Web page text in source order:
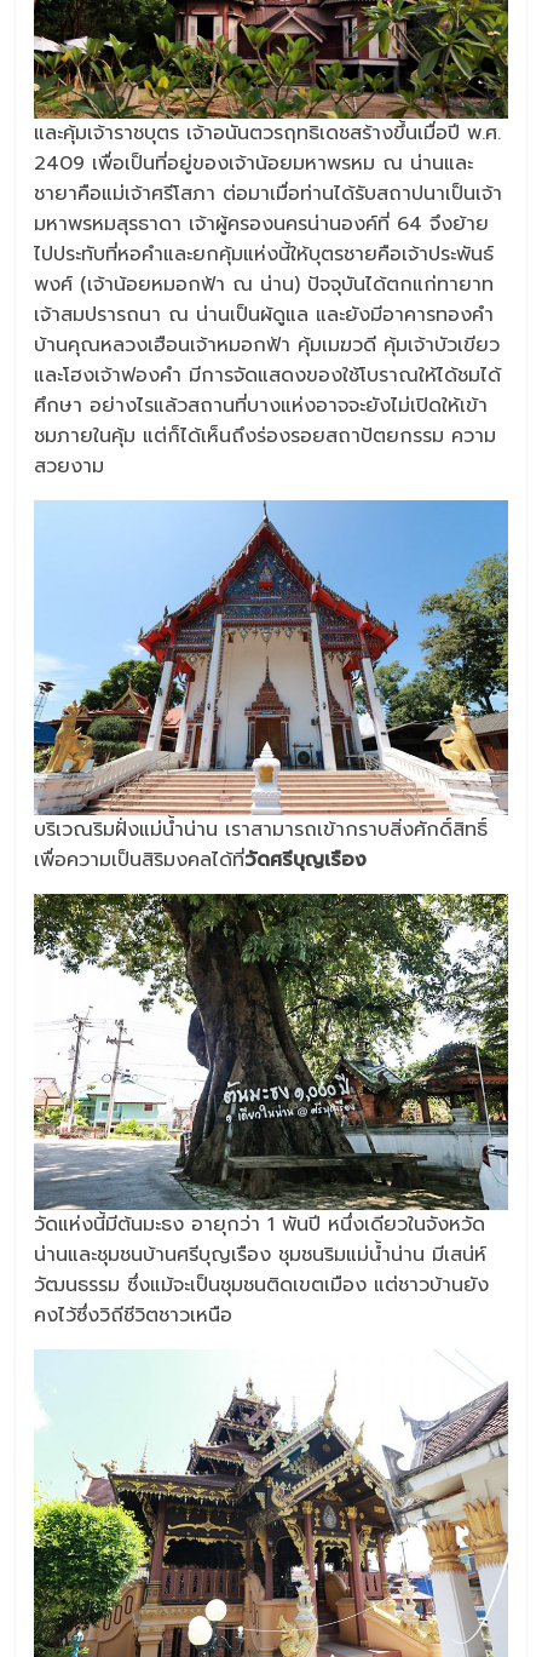
และคุ้มเจ้าราชบุตร เจ้าอนันตวรฤทธิเดชสร้างขึ้นเมื่อปี พ.ศ.
2409 เพื่อเป็นที่อยู่ของเจ้าน้อยมหาพรหม ณ น่านและ
ชายาคือแม่เจ้าศรีโสภา ต่อมาเมื่อท่านได้รับสถาปนาเป็นเจ้า
มหาพรหมสุรธาดา เจ้าผู้ครองนครน่านองค์ที่ 64 จึงย้าย
ไปประทับที่หอคำและยกคุ้มแห่งนี้ให้บุตรชายคือเจ้าประพันธ์
พงศ์ (เจ้าน้อยหมอกฟ้า ณ น่าน) ปัจจุบันได้ตกแก่ทายาท
เจ้าสมปรารถนา ณ น่านเป็นผ้ดูแล และยังมีอาคารทองคำ
บ้านคุณหลวงเฮือนเจ้าหมอกฟ้า คุ้มเมฆวดี คุ้มเจ้าบัวเขียว
และโฮงเจ้าฟองคำ มีการจัดแสดงของใช้โบราณให้ได้ชมได้
ศึกษา อย่างไรแล้วสถานที่บางแห่งอาจจะยังไม่เปิดให้เข้า
ชมภายในคุ้ม แต่ก็ได้เห็นถึงร่องรอยสถาปัตยกรรม ความ
สวยงาม
บริเวณริมฝั่งแม่น้ำน่าน เราสามารถเข้ากราบสิ่งศักดิ์สิทธิ์
เพื่อความเป็นสิริมงคลได้ที่วัดศรีบุญเรือง
วัดแห่งนี้มีต้นมะธง อายุกว่า 1 พันปี หนึ่งเดียวในจังหวัด
น่านและชุมชนบ้านศรีบุญเรือง ชุมชนริมแม่น้ำน่าน มีเสน่ห์
วัฒนธรรม ซึ่งแม้จะเป็นชุมชนติดเขตเมือง แต่ชาวบ้านยัง
คงไว้ซึ่งวิถีชีวิตชาวเหนือ